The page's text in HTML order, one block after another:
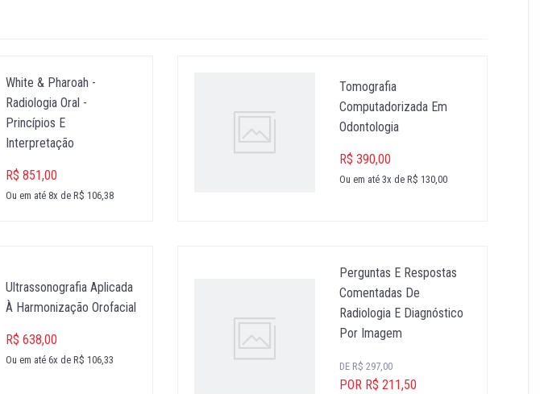
White & Pharoah -
Radiologia Oral -
Princípios E
Interpretação
R$ 851,00
Ou em até 8x de R$ 106,38
Tomografia
Computadorizada Em
Odontologia
R$ 390,00
Ou em até 3x de R$ 130,00
Ultrassonografia Aplicada
À Harmonização Orofacial
R$ 638,00
Ou em até 6x de R$ 106,33
Perguntas E Respostas
Comentadas De
Radiologia E Diagnóstico
Por Imagem
DE R$ 297,00
POR R$ 211,50